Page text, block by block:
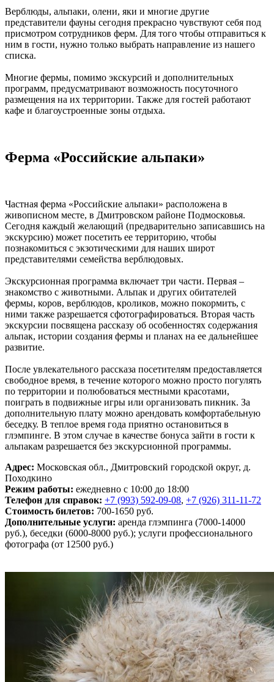
Верблюды, альпаки, олени, яки и многие другие
представители фауны сегодня прекрасно чувствуют себя под
присмотром сотрудников ферм. Для того чтобы отправиться к
ним в гости, нужно только выбрать направление из нашего
списка.
Многие фермы, помимо экскурсий и дополнительных
программ, предусматривают возможность посуточного
размещения на их территории. Также для гостей работают
кафе и благоустроенные зоны отдыха.
Ферма «Российские альпаки»
Частная ферма «Российские альпаки» расположена в
живописном месте, в Дмитровском районе Подмосковья.
Сегодня каждый желающий (предварительно записавшись на
экскурсию) может посетить ее территорию, чтобы
познакомиться с экзотическими для наших широт
представителями семейства верблюдовых.
Экскурсионная программа включает три части. Первая –
знакомство с животными. Альпак и других обитателей
фермы, коров, верблюдов, кроликов, можно покормить, с
ними также разрешается сфотографироваться. Вторая часть
экскурсии посвящена рассказу об особенностях содержания
альпак, истории создания фермы и планах на ее дальнейшее
развитие.
После увлекательного рассказа посетителям предоставляется
свободное время, в течение которого можно просто погулять
по территории и полюбоваться местными красотами,
поиграть в подвижные игры или организовать пикник. За
дополнительную плату можно арендовать комфортабельную
беседку. В теплое время года приятно остановиться в
глэмпинге. В этом случае в качестве бонуса зайти в гости к
альпакам разрешается без экскурсионной программы.
Адрес: Московская обл., Дмитровский городской округ, д.
Походкино
Режим работы: ежедневно с 10:00 до 18:00
Телефон для справок: +7 (993) 592-09-08, +7 (926) 311-11-72
Стоимость билетов: 700-1650 руб.
Дополнительные услуги: аренда глэмпинга (7000-14000
руб.), беседки (6000-8000 руб.); услуги профессионального
фотографа (от 12500 руб.)